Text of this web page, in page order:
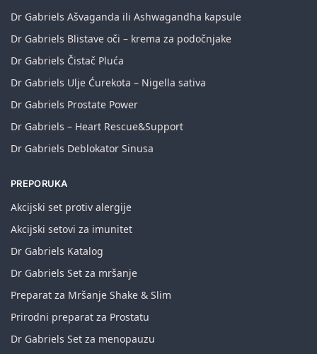
Dr Gabriels Ašvaganda ili Ashwagandha kapsule
Dr Gabriels Blistave oči – krema za podočnjake
Dr Gabriels Čistač Pluća
Dr Gabriels Ulje Ćurekota – Nigella sativa
Dr Gabriels Prostate Power
Dr Gabriels – Heart Rescue&Support
Dr Gabriels Deblokator Sinusa
PREPORUKA
Akcijski set protiv alergije
Akcijski setovi za imunitet
Dr Gabriels Katalog
Dr Gabriels Set za mršanje
Preparat za Mršanje Shake & Slim
Prirodni preparat za Prostatu
Dr Gabriels Set za menopauzu